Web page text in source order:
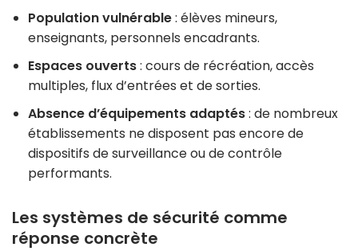
Population vulnérable: élèves mineurs,
enseignants, personnels encadrants.
Espaces ouverts: cours de récréation, accès
multiples, flux d’entrées et de sorties.
Absence d’équipements adaptés: de nombreux
établissements ne disposent pas encore de
dispositifs de surveillance ou de contrôle
performants.
Les systèmes de sécurité comme
réponse concrète